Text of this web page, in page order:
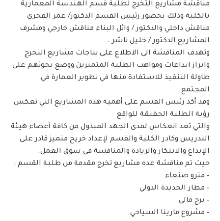
مناقشة مشاريع التخرج لطلبة قسم الهندسة المعمارية
بالكلية وذلك بحضور رئيس القسم الدكتور/ عمر الفخري
مناقش داخلي والدكتور / وائل البناء مناقش خارجي ومشرف
المشاريع الدكتور / خليل ناشر .
وتهدف المناقشة الى الاطلاع على نتاجات مشاريع التخرج
وابراز ابداعات ومواهب الطلبة المتميزين ووضع بحوثهم على
طاولة التنفيذ للاستفادة منها في تطوير العمارة في
المجتمع.
وقد أكد رئيس القسم على أهمية هذه المشاريع التي تعكس
رؤية الطلبة الحقيقة للواقع
والتي تعد انعكاس لمدى الجهد المبذول من كافة أعضاء هيئة
التدريس وكادر الكلية والقسم لإعداد خريج متميز قادر على
الإبداع والابتكار والريادة والمنافسة في سوق العمل.
حيث تم مناقشة عده مشاريع تخرج مقدمة من طلبة القسم :
– مترو صنعاء
– مطار الحديدة الدولي
– برج مالي
– مشروع مارينا السياحي